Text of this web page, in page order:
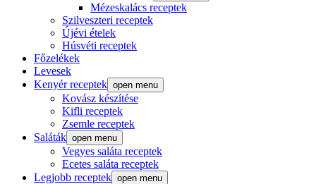
Mézeskalács receptek
Szilveszteri receptek
Újévi ételek
Húsvéti receptek
Főzelékek
Levesek
Kenyér receptek open menu
Kovász készítése
Kifli receptek
Zsemle receptek
Saláták open menu
Vegyes saláta receptek
Ecetes saláta receptek
Legjobb receptek open menu